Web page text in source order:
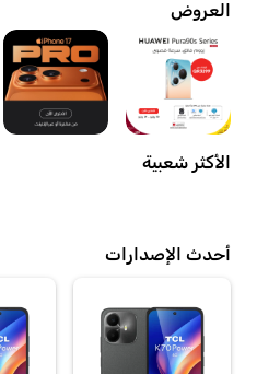
العروض
الأكثر شعبية
أحدث الإصدارات